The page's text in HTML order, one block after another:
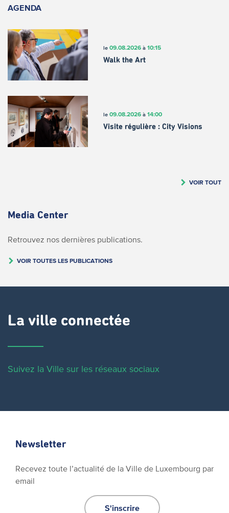
AGENDA
le 09.08.2026à 10:15
Walk the Art
le 09.08.2026à 14:00
Visite régulière : City Visions
VOIR TOUT
Media Center
Retrouvez nos dernières publications.
VOIR TOUTES LES PUBLICATIONS
La ville connectée
Suivez la Ville sur les réseaux sociaux
Newsletter
Recevez toute l’actualité de la Ville de Luxembourg par
email
S'inscrire